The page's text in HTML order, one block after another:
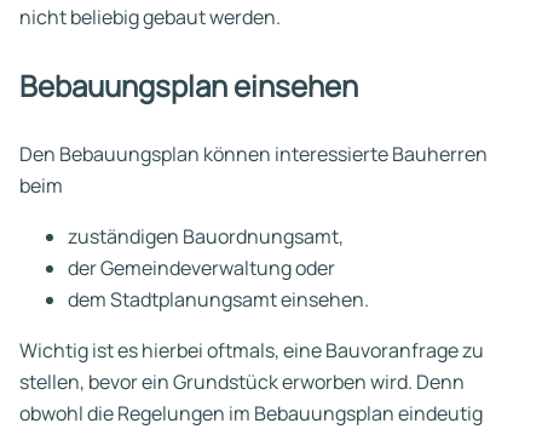
nicht beliebig gebaut werden.
Bebauungsplan einsehen
Den Bebauungsplan können interessierte Bauherren
beim
zuständigen Bauordnungsamt,
der Gemeindeverwaltung oder
dem Stadtplanungsamt einsehen.
Wichtig ist es hierbei oftmals, eine Bauvoranfrage zu
stellen, bevor ein Grundstück erworben wird. Denn
obwohl die Regelungen im Bebauungsplan eindeutig